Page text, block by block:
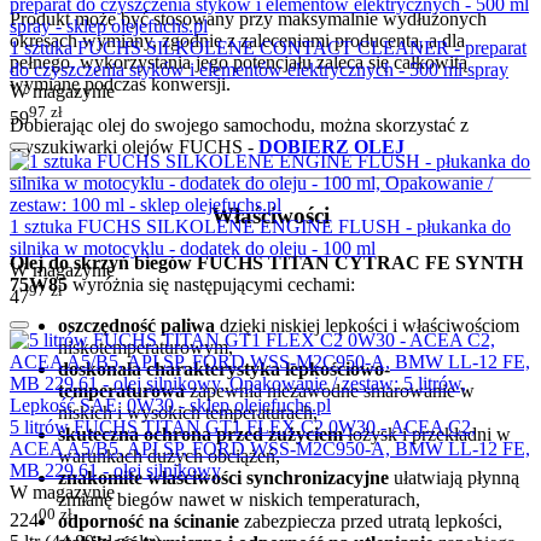
Produkt może być stosowany przy maksymalnie wydłużonych
okresach wymiany, zgodnie z zaleceniami producenta, a dla
pełnego, wykorzystania jego potencjału zaleca się całkowitą
wymianę podczas konwersji.
Dobierając olej do swojego samochodu, można skorzystać z
wyszukiwarki olejów FUCHS - DOBIERZ OLEJ
Właściwości
Olej do skrzyń biegów FUCHS TITAN CYTRAC FE SYNTH
75W85 wyróżnia się następującymi cechami:
oszczędność paliwa dzięki niskiej lepkości i właściwościom
niskotemperaturowym,
doskonała charakterystyka lepkościowo-
temperaturowazapewnia niezawodne smarowanie w
niskich i wysokich temperaturach,
skuteczna ochrona przed zużyciemłożysk i przekładni w
warunkach dużych obciążeń,
znakomite właściwości synchronizacyjne ułatwiają płynną
zmianę biegów nawet w niskich temperaturach,
odporność na ścinanie zabezpiecza przed utratą lepkości,
1 sztuka FUCHS SILKOLENE CONTACT CLEANER - preparat
do czyszczenia styków i elementów elektrycznych - 500 ml spray
W magazynie
5997 zł
1 sztuka FUCHS SILKOLENE ENGINE FLUSH - płukanka do
silnika w motocyklu - dodatek do oleju - 100 ml
W magazynie
4797 zł
5 litrów FUCHS TITAN GT1 FLEX C2 0W30 - ACEA C2,
ACEA A5/B5, API SP, FORD WSS-M2C950-A, BMW LL-12 FE,
MB 229.61 - olej silnikowy
W magazynie
22400 zł